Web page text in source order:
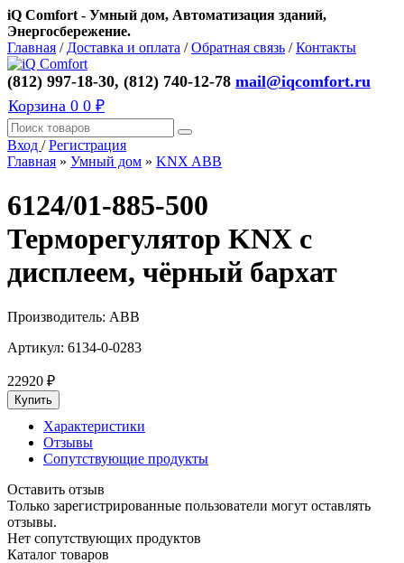
iQ Comfort - Умный дом, Автоматизация зданий,
Энергосбережение.
Главная / Доставка и оплата /Обратная связь /Контакты
(812) 997-18-30, (812) 740-12-78 mail@iqcomfort.ru
Корзина 0 0 ₽
Вход /Регистрация
Главная » Умный дом » KNX ABB
6124/01-885-500
Терморегулятор KNX с
дисплеем, чёрный бархат
Производитель: ABB
Артикул: 6134-0-0283
22920 ₽
Характеристики
Отзывы
Сопутствующие продукты
Оставить отзыв
Только зарегистрированные пользователи могут оставлять
отзывы.
Нет сопутствующих продуктов
Каталог товаров